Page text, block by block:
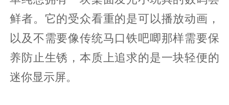
鲜者。它的受众看重的是可以播放动画，
以及不需要像传统马口铁吧唧那样需要保
养防止生锈，本质上追求的是一块轻便的
迷你显示屏。